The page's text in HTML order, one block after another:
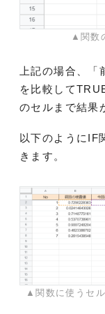
▲関数
上記の場合、「
を比較して
のセルまで結果
以下のようにIF
きます。
▲関数に使うセ